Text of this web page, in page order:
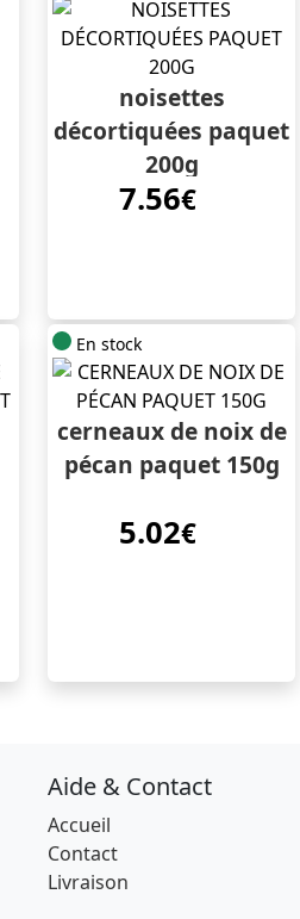
noisettes
décortiquées paquet
200g
7.56€
En stock
cerneaux de noix de
pécan paquet 150g
5.02€
Aide & Contact
Accueil
Contact
Livraison